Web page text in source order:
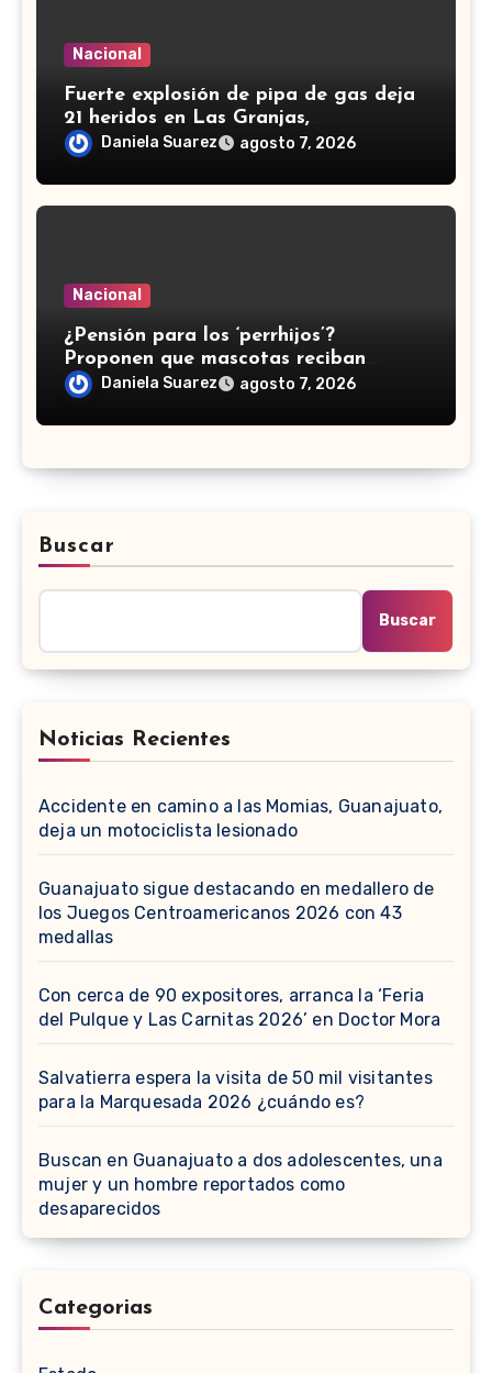
Nacional
Fuerte explosión de pipa de gas deja
21 heridos en Las Granjas,
Cuernavaca; dos son menores
Daniela Suarez agosto 7, 2026
Nacional
¿Pensión para los ‘perrhijos’?
Proponen que mascotas reciban
manutención tras divorcios en CDMX
Daniela Suarez agosto 7, 2026
Buscar
Buscar
Noticias Recientes
Accidente en camino a las Momias, Guanajuato,
deja un motociclista lesionado
Guanajuato sigue destacando en medallero de
los Juegos Centroamericanos 2026 con 43
medallas
Con cerca de 90 expositores, arranca la ‘Feria
del Pulque y Las Carnitas 2026’ en Doctor Mora
Salvatierra espera la visita de 50 mil visitantes
para la Marquesada 2026 ¿cuándo es?
Buscan en Guanajuato a dos adolescentes, una
mujer y un hombre reportados como
desaparecidos
Categorias